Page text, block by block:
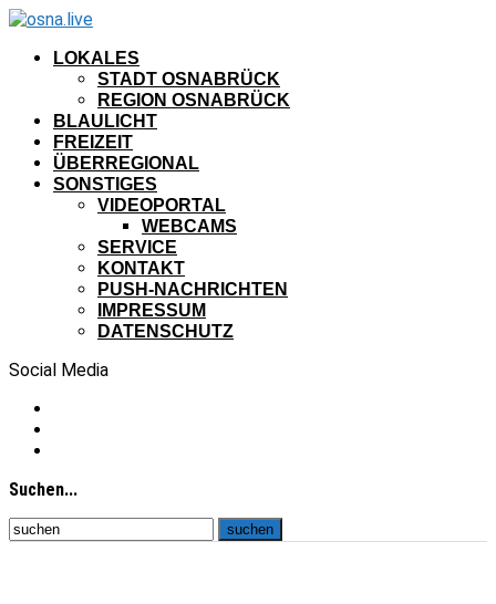
LOKALES
STADT OSNABRÜCK
REGION OSNABRÜCK
BLAULICHT
FREIZEIT
ÜBERREGIONAL
SONSTIGES
VIDEOPORTAL
WEBCAMS
SERVICE
KONTAKT
PUSH-NACHRICHTEN
IMPRESSUM
DATENSCHUTZ
Social Media
Suchen...